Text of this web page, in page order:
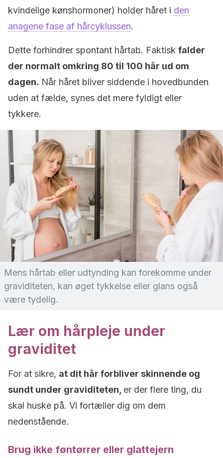
kvindelige kønshormoner) holder håret i den
anagene fase af hårcyklussen.
Dette forhindrer spontant hårtab. Faktisk falder
der normalt omkring 80 til 100 hår ud om
dagen. Når håret bliver siddende i hovedbunden
uden at fælde, synes det mere fyldigt eller
tykkere.
Mens hårtab eller udtynding kan forekomme under
graviditeten, kan øget tykkelse eller glans også
være tydelig.
Lær om hårpleje under
graviditet
For at sikre, at dit hår forbliver skinnende og
sundt under graviditeten, er der flere ting, du
skal huske på. Vi fortæller dig om dem
nedenstående.
Brug ikke føntørrer eller glattejern